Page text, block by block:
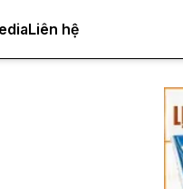
Liên hệ